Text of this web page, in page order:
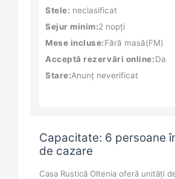
Stele: neclasificat
Sejur minim:2 nopți
Mese incluse:Fără masă(FM)
Acceptă rezervări online:Da
Stare:Anunț neverificat
Capacitate: 6 persoane
de cazare
Casa Rustică Oltenia oferă unităţi